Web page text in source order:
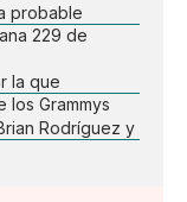
probable
229 de
la que
los Grammys
Rodríguez y